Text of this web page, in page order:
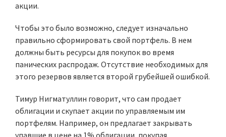
акции.
Чтобы это было возможно, следует изначально
правильно сформировать свой портфель. В нем
должны быть ресурсы для покупок во время
панических распродаж. Отсутствие необходимых для
этого резервов является второй грубейшей ошибкой.
Тимур Нигматуллин говорит, что сам продает
облигации и скупает акции по управляемым им
портфелям. Например, он предлагает закрывать
упавшие в цене на 1% облигации, покупая